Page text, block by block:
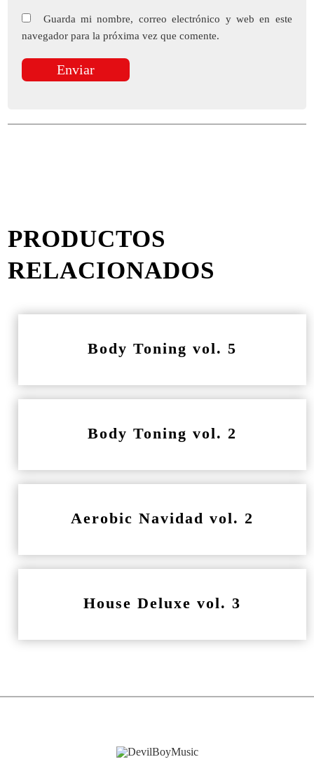
Guarda mi nombre, correo electrónico y web en este
navegador para la próxima vez que comente.
PRODUCTOS
RELACIONADOS
Body Toning vol. 5
Body Toning vol. 2
Aerobic Navidad vol. 2
House Deluxe vol. 3